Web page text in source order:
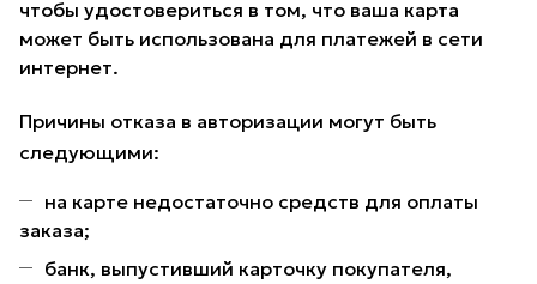
чтобы удостовериться в том, что ваша карта
может быть использована для платежей в сети
интернет.
Причины отказа в авторизации могут быть
следующими:
на карте недостаточно средств для оплаты
заказа;
банк, выпустивший карточку покупателя,